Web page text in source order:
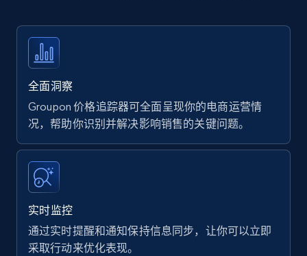
全面洞察
Groupon 价格追踪器可全面呈现你的电商运营情
况，帮助你识别并解决影响销售的关键问题。
实时监控
通过实时提醒和通知保持信息同步，让你可以立即
采取行动来优化表现。